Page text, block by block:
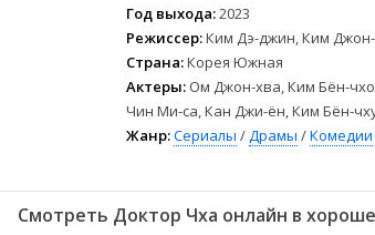
СССР
Зарубежные
Год выхода:2023
Режиссер:Ким Дэ-джин, Ким
Страна:Корея Южная
Актеры: Ом Джон-хва, Ким Бён-
Чин Ми-са, Кан Джи-ён, Ким Бён-
Жанр:Сериалы /Драмы /Комедии
Смотреть Доктор Чха онлайн в